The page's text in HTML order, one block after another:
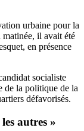
urbaine pour la
il avait été
en présence
socialiste
de la politique de la
défavorisés.
autres »